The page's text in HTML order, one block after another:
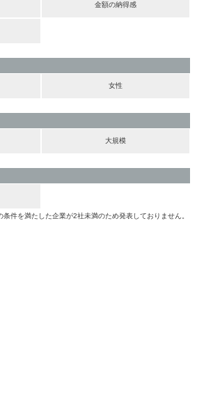
金額の納得感
女性
大規模
件を満たした企業が2社未満のため発表しておりません。